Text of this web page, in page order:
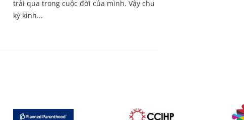
trải qua trong cuộc đời của mình. Vậy chu
kỳ kinh...